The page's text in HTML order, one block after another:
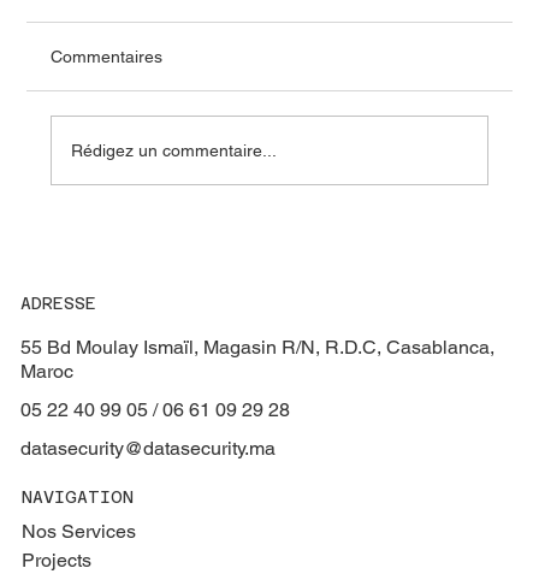
détection incendie Aguilera ! 🔥
Commentaires
Rédigez un commentaire...
ADRESSE
55 Bd Moulay Ismaïl, Magasin R/N, R.D.C, Casablanca,
Maroc
05 22 40 99 05 / 06 61 09 29 28
datasecurity@datasecurity.ma
NAVIGATION
Nos Services
Projects